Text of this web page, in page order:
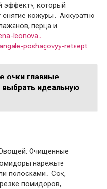
эффект», который
снятие кожуры․ Аккуратно
перца и
leonova․
poshagovyy-retsept
очки главные
выбрать идеальную
Очищенные
нарежьте
полосками․ Сок,
помидоров,